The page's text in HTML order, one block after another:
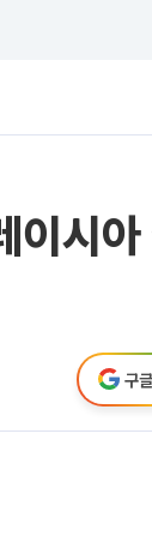
시
구